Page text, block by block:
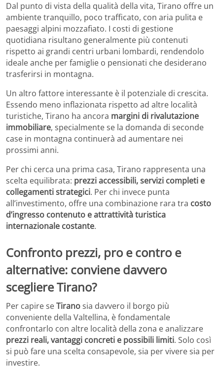
Dal punto di vista della qualità della vita, Tirano offre un
ambiente tranquillo, poco trafficato, con aria pulita e
paesaggi alpini mozzafiato. I costi di gestione
quotidiana risultano generalmente più contenuti
rispetto ai grandi centri urbani lombardi, rendendolo
ideale anche per famiglie o pensionati che desiderano
trasferirsi in montagna.
Un altro fattore interessante è il potenziale di crescita.
Essendo meno inflazionata rispetto ad altre località
turistiche, Tirano ha ancora margini di rivalutazione
immobiliare, specialmente se la domanda di seconde
case in montagna continuerà ad aumentare nei
prossimi anni.
Per chi cerca una prima casa, Tirano rappresenta una
scelta equilibrata: prezzi accessibili, servizi completi e
collegamenti strategici. Per chi invece punta
all’investimento, offre una combinazione rara tra costo
d’ingresso contenuto e attrattività turistica
internazionale costante.
Confronto prezzi, pro e contro e
alternative: conviene davvero
scegliere Tirano?
Per capire seTiranosia davvero il borgo più
conveniente della Valtellina, è fondamentale
confrontarlo con altre località della zona e analizzare
prezzi reali, vantaggi concreti e possibili limiti. Solo così
si può fare una scelta consapevole, sia per vivere sia per
investire.